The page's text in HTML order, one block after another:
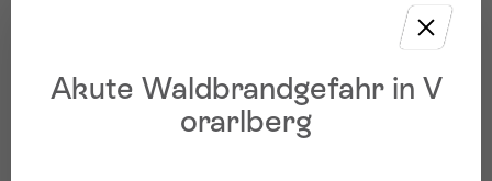
Deine Meinung ist uns wichtig – Feedback
unvergessliche Urlaubserlebnisse in
Österreich gewinnen.
Akute Waldbrandgefahr in V
orarlberg